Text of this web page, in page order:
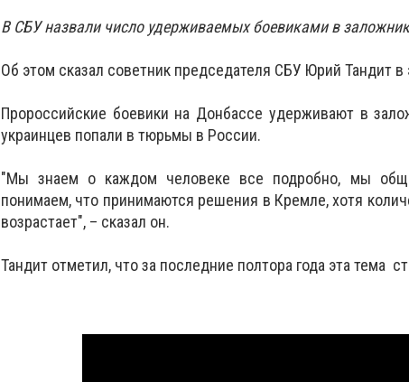
В СБУ назвали число удерживаемых боевиками в
Об этом сказал советник председателя СБУ Юрий Тандит в
Пророссийские боевики на Донбассе удерживают в
украинцев попали в тюрьмы в России.
"Мы знаем о каждом человеке все подробно, мы
понимаем, что принимаются решения в Кремле, хотя
возрастает", – сказал он.
Тандит отметил, что за последние полтора года эта тема